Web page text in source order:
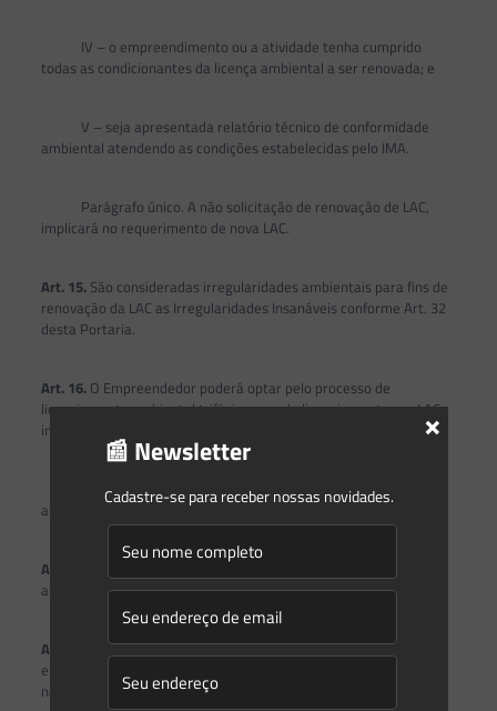
IV – o empreendimento ou a atividade tenha cumprido
todas as condicionantes da licença ambiental a ser renovada; e
V – seja apresentada relatório técnico de conformidade
ambiental atendendo as condições estabelecidas pelo IMA.
Parágrafo único. A não solicitação de renovação de LAC,
implicará no requerimento de nova LAC.
Art. 15.São consideradas irregularidades ambientais para fins de
renovação da LAC as Irregularidades Insanáveis conforme Art. 32
desta Portaria.
Art. 16.O Empreendedor poderá optar pelo processo de
licenciamento ambiental trifásico ou pelo licenciamento por LAC,
independente da fase que se encontra.
Parágrafo único. Quando o empreendedor optar pela LAC,
automaticamente o processo trifásico será arquivado.
Art. 17.
A emissão da LAC não dispensa a necessidade de outras
autorizações e licenças exigidas pela legislação vigente.
Art. 18.
A LAC será emitida para cada atividade licenciável do
empreendimento, conforme CONSEMA. As atividades inerentes,
não são enquadradas como atividade licenciável.
📰 Newsletter
Cadastre-se para receber nossas novidades.
×